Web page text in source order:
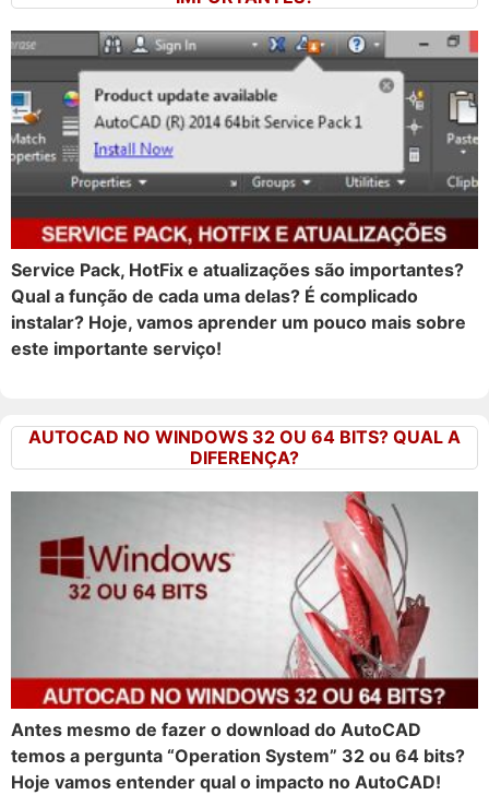
Service Pack, HotFix e atualizações são importantes?
Qual a função de cada uma delas? É complicado
instalar? Hoje, vamos aprender um pouco mais sobre
este importante serviço!
AUTOCAD NO WINDOWS 32 OU 64 BITS? QUAL A
DIFERENÇA?
Antes mesmo de fazer o download do AutoCAD
temos a pergunta “Operation System” 32 ou 64 bits?
Hoje vamos entender qual o impacto no AutoCAD!